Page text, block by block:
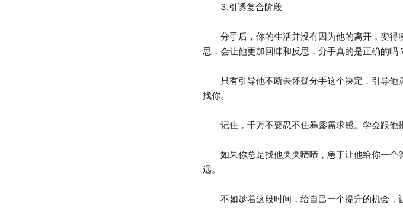
3.引诱复合阶段
分手后，你的生活并没有因为他的离开，变得
思，会让他更加回味和反思，分手真的是正确的吗
只有引导他不断去怀疑分手这个决定，引导他
找你。
记住，千万不要忍不住暴露需求感。学会跟他
如果你总是找他哭哭啼啼，急于让他给你一个
远。
不如趁着这段时间，给自己一个提升的机会，